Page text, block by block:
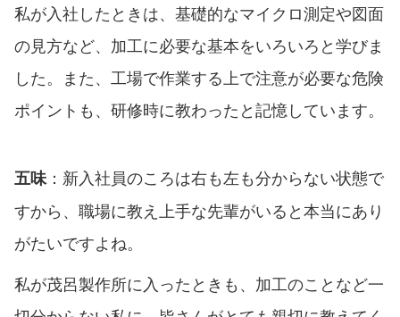
私が入社したときは、基礎的なマイクロ測定や図面
の見方など、加工に必要な基本をいろいろと学びま
した。また、工場で作業する上で注意が必要な危険
ポイントも、研修時に教わったと記憶しています。
五味：新入社員のころは右も左も分からない状態で
すから、職場に教え上手な先輩がいると本当にあり
がたいですよね。
私が茂呂製作所に入ったときも、加工のことなど一